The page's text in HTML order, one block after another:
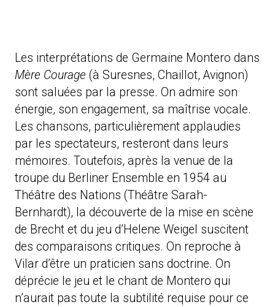
Les interprétations de Germaine Montero dans
Mère Courage (à Suresnes, Chaillot, Avignon)
sont saluées par la presse. On admire son
énergie, son engagement, sa maîtrise vocale.
Les chansons, particulièrement applaudies
par les spectateurs, resteront dans leurs
mémoires. Toutefois, après la venue de la
troupe du Berliner Ensemble en 1954 au
Théâtre des Nations (Théâtre Sarah-
Bernhardt), la découverte de la mise en scène
de Brecht et du jeu d’Helene Weigel suscitent
des comparaisons critiques. On reproche à
Vilar d’être un praticien sans doctrine. On
déprécie le jeu et le chant de Montero qui
n’aurait pas toute la subtilité requise pour ce